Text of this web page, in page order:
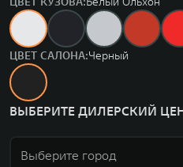
ЦВЕТ САЛОНА:Черный
ВЫБЕРИТЕ ДИЛЕРСКИЙ
Выберите город